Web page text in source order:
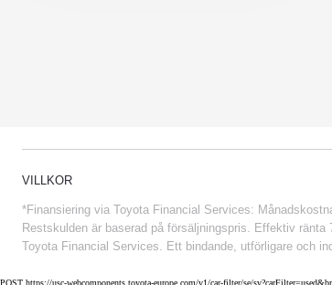
VILLKOR
*Finansiering via Toyota Financial Services:
Restskulden är baserad på försäljningspris. Effektiv
Toyota Financial Services. Ett bindande, utförligare och
POST https://usc-webcomponents.toyota-europe.com/v1/car-filter/se/